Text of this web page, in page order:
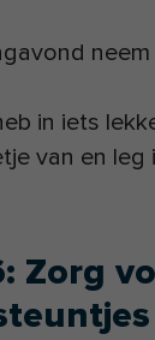
in iets
van en leg
Zorg